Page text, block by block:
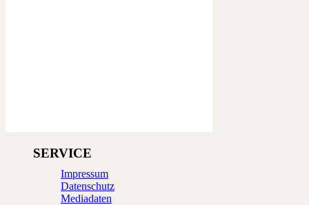
SERVICE
Impressum
Datenschutz
Mediadaten